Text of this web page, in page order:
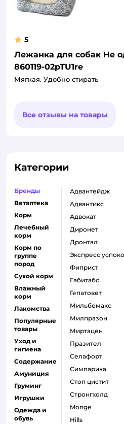
5
Лежанка для собак Не
860119-02pTU1re
Мягкая. Удобно стирать
Все отзывы на товары
Категории
Бренды
Ветаптека
Корм
Лечебный
корм
Корм по
группе
пород
Сухой корм
Влажный
корм
Лакомства
Популярные
товары
Уход и
гигиена
Содержание
Амуниция
Груминг
Игрушки
Одежда и
обувь
адвантейдж
адвантикс
адвокат
диронет
дронтал
экспресс
фиприст
габитабс
гепатовет
мильбемакс
милпразон
миртацен
празител
селафорт
симпарика
стоп цистит
стронгхолд
monge
hills